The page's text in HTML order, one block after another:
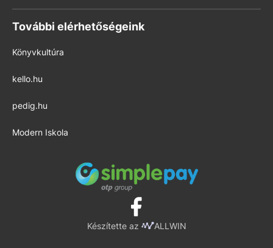
További elérhetőségeink
Könyvkultúra
kello.hu
pedig.hu
Modern Iskola
Készítette az ALLWIN